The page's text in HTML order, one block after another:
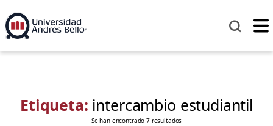
Etiqueta: intercambio estudiantil
Se han encontrado 7 resultados